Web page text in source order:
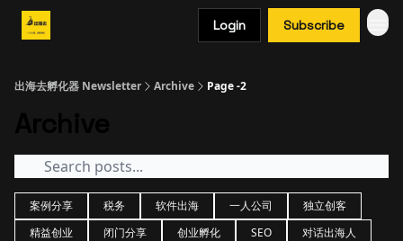
Login Subscribe
出海去孵化器 Newsletter Archive Page -2
案例分享 税务 软件出海 一人公司
独立创客
精益创业
闭门分享 创业孵化 SEO
对话出海人